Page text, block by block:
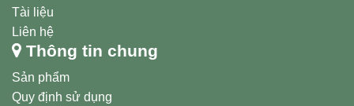
Tài liệu
Liên hệ
Thông tin chung
Sản phẩm
Quy định sử dụng